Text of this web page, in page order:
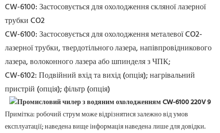
CW-6100: Застосовується для охолодження скляної лазерної
трубки CO2
CW-6100: Застосовується для охолодження металевої CO2-
лазерної трубки, твердотільноголазера, напівпровідникового
лазера, волоконного лазера або шпинделя з ЧПК;
CW-6102: Подвійний вхід та вихід (опція); нагрівальний
пристрій (опція); фільтр (опція)
Примітка: робочий струм може відрізнятися залежно від умов
експлуатації; наведена вище інформація наведена лише для довідки.